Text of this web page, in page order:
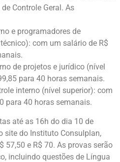
Controle Geral. As
e programadores de
com um salário de R$
de projetos e jurídico (nível
para 40 horas semanais.
interno (nível superior): com
para 40 horas semanais.
até as 16h do dia 10 de
site do Instituto Consulplan,
57,50 e R$ 70. As provas serão
incluindo questões de Língua